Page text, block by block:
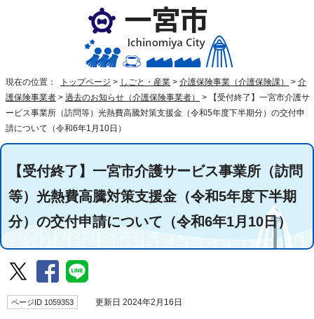
現在の位置： トップページ > しごと・産業 > 介護保険事業（介護保険課） > 介
護保険事業者 > 過去のお知らせ（介護保険事業者） >
【受付終了】一宮市介護サ
ービス事業所（訪問等）光熱費高騰対策支援金（令和5年度下半期分）の交付申
請について（令和6年1月10日）
【受付終了】一宮市介護サービス事業所（訪問
等）光熱費高騰対策支援金（令和5年度下半期
分）の交付申請について（令和6年1月10日）
ページID 1059353 更新日 2024年2月16日